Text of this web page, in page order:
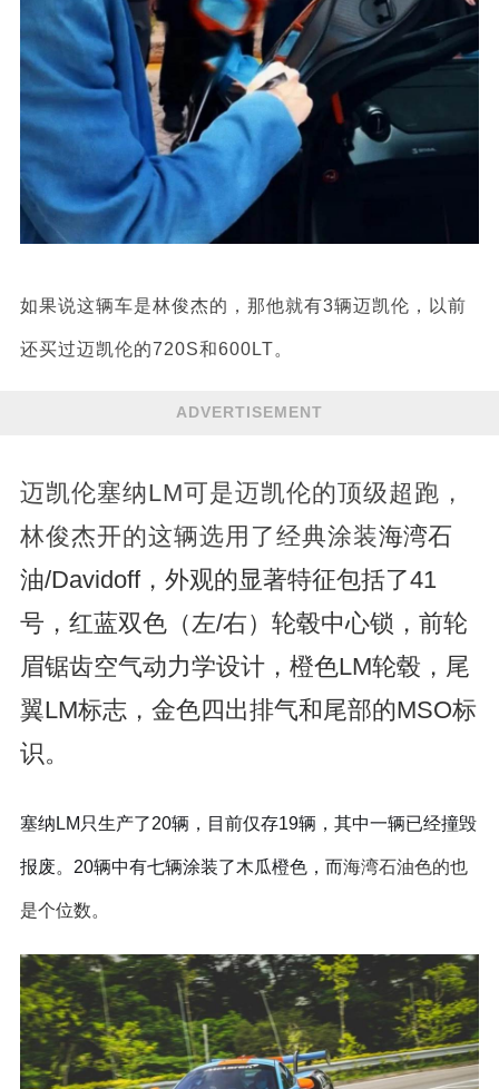
如果说这辆车是林俊杰的，那他就有3辆迈凯伦，以前
还买过迈凯伦的720S和600LT。
ADVERTISEMENT
迈凯伦塞纳LM可是迈凯伦的顶级超跑，
林俊杰开的这辆选用了经典涂装海湾石
油/Davidoff，外观的显著特征包括了41
号，红蓝双色（左/右）轮毂中心锁，前轮
眉锯齿空气动力学设计，橙色LM轮毂，尾
翼LM标志，金色四出排气和尾部的MSO标
识。
塞纳LM只生产了20辆，目前仅存19辆，其中一辆已经撞毁
报废。20辆中有七辆涂装了木瓜橙色，而海湾石油色的也
是个位数。